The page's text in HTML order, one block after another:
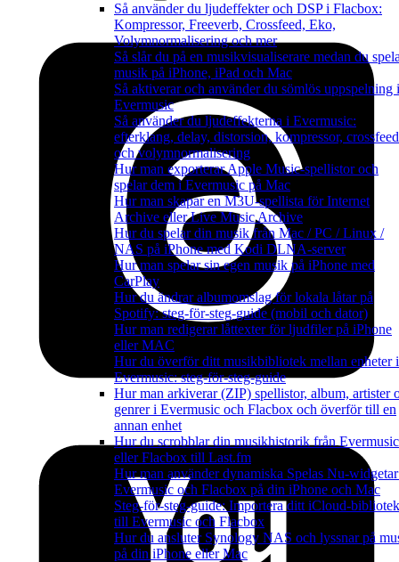
Så använder du ljudeffekter och DSP i Flacbox:
Kompressor, Freeverb, Crossfeed, Eko,
Volymnormalisering och mer
Så slår du på en musikvisualiserare medan du
musik på iPhone, iPad och Mac
Så aktiverar och använder du sömlös uppspelning i
Evermusic
Så använder du ljudeffekterna i Evermusic:
efterklang, delay, distorsion, kompressor, crossfeed
och volymnormalisering
Hur man exporterar Apple Music-spellistor och
spelar dem i Evermusic på Mac
Hur man skapar en M3U-spellista för Internet
Archive eller Live Music Archive
Hur du spelar din musik från Mac / PC / Linux /
NAS på iPhone med Kodi DLNA-server
Hur man spelar sin egen musik på iPhone med
CarPlay
Hur du ändrar albumomslag för lokala låtar på
Spotify: steg-för-steg-guide (mobil och dator)
Hur man redigerar låttexter för ljudfiler på iPhone
eller MAC
Hur du överför ditt musikbibliotek mellan enheter i
Evermusic: steg-för-steg-guide
Hur man arkiverar (ZIP) spellistor, album, artister
genrer i Evermusic och Flacbox och överför till en
annan enhet
Hur du scrobblar din musikhistorik från Evermusic
eller Flacbox till Last.fm
Hur man använder dynamiska Spelas Nu-
Evermusic och Flacbox på din iPhone och Mac
Steg-för-steg-guide: Importera ditt iCloud-bibliotek
till Evermusic och Flacbox
Hur du ansluter Synology NAS och lyssnar på
på din iPhone eller Mac